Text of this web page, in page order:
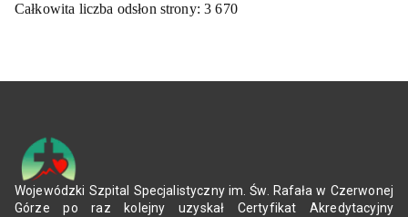
Całkowita liczba odsłon strony:3 670
Wojewódzki Szpital Specjalistyczny im. Św. Rafała w Czerwonej
Górze po raz kolejny uzyskał Certyfikat Akredytacyjny